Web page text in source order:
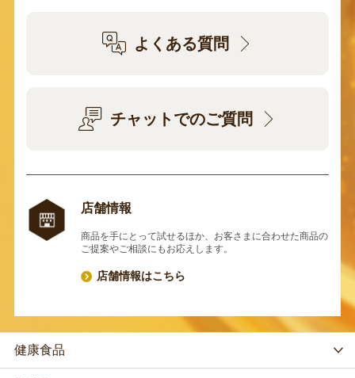
よくある質問
チャットでのご質問
店舗情報
商品を手にとって試せるほか、お客さまに合わせた商品の
ご提案やご相談にもお応えします。
店舗情報はこちら
健康食品